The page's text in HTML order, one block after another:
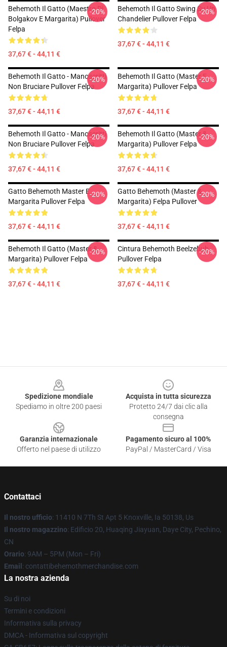
Behemoth Il Gatto (Maestro Di
Bolgakov E Margarita) Pullover
Felpa
37,67 € - 44,11 €
-20%
Behemoth Il Gatto Swing Su Un
Chandelier Pullover Felpa
37,67 € - 44,11 €
-20%
Behemoth Il Gatto - Manoscritti
Non Bruciare Pullover Felpa
37,67 € - 44,11 €
-20%
Behemoth Il Gatto (Master E
Margarita) Pullover Felpa
37,67 € - 44,11 €
-20%
Behemoth Il Gatto - Manoscritti
Non Bruciare Pullover Felpa
37,67 € - 44,11 €
-20%
Behemoth Il Gatto (Master &
Margarita) Pullover Felpa
37,67 € - 44,11 €
-20%
Gatto Behemoth Master E
Margarita Pullover Felpa
37,67 € - 44,11 €
-20%
Gatto Behemoth (Master &
Margarita) Felpa Pullover
37,67 € - 44,11 €
-20%
Behemoth Il Gatto (Master &
Margarita) Pullover Felpa
37,67 € - 44,11 €
-20%
Cintura Behemoth Beelzebub
Pullover Felpa
37,67 € - 44,11 €
-20%
Spedizione mondiale
Spediamo in oltre 200 paesi
Acquista in tutta sicurezza
Protetto 24/7 dai clic alla
consegna
Garanzia internazionale
Offerto nel paese di utilizzo
Pagamento sicuro al 100%
PayPal / MasterCard / Visa
Contattaci
Il nostro ufficio: 11410 N 7Th St Apt 5 Knoxville, Ia 50138, Us
Il nostro magazzino: Edificio 20, Huaqing Jiayuan, Daye City, Pechino,
CN
Orario: 9AM – 5PM (Mon – Fri)
Email : contattibehemothmerchandise.com
La nostra azienda
Su di noi
Termini e condizioni
Informativa sulla privacy
DMCA - Informativa sul copyright